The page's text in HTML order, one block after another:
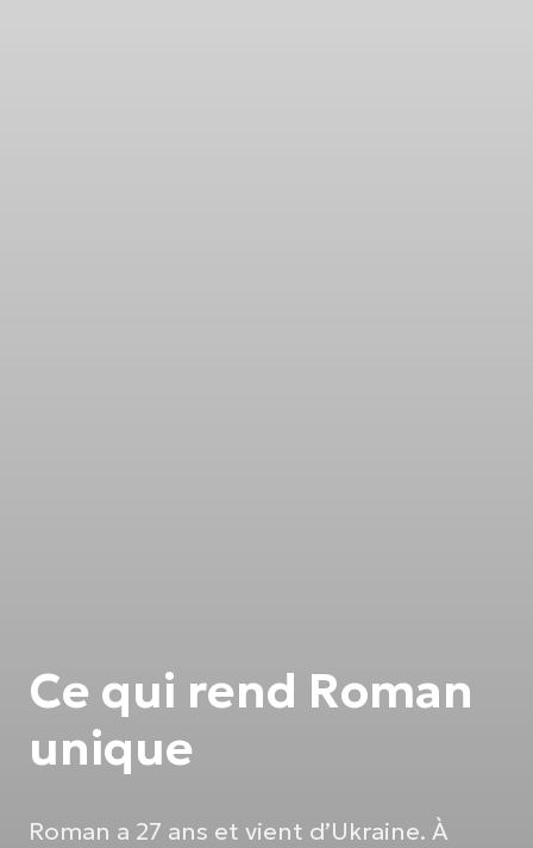
Ce qui rend Roman
unique
Roman a 27 ans et vient d’Ukraine. À